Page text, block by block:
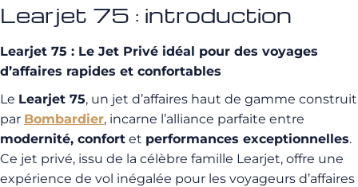
Learjet 75 : introduction
Learjet 75 : Le Jet Privé idéal pour des voyages
d’affaires rapides et confortables
Le Learjet 75, un jet d’affaires haut de gamme construit
par Bombardier, incarne l’alliance parfaite entre
modernité, confort et performances exceptionnelles.
Ce jet privé, issu de la célèbre famille Learjet, offre une
expérience de vol inégalée pour les voyageurs d’affaires